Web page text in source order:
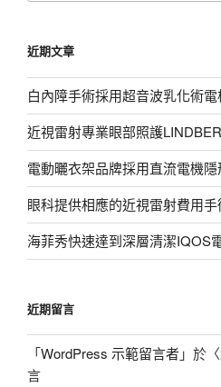
字:
近期文章
白內障手術採用超音波乳化術
近視雷射專業眼部照護
電動曬衣架品牌採用直流電機
眼科提供相應的近視雷射費用
海菲秀快速達到深層清潔IQOS
近期留言
「WordPress 示範留言者」於〈
言